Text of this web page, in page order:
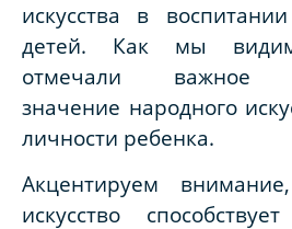
искусства в
детей. Как мы
отмечали важное
значение народного
личности ребенка.
Акцентируем
искусство